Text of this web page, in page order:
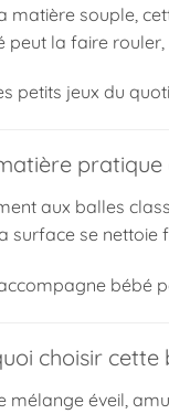
matière souple,
peut la faire
petits jeux du
aux balles
surface se
bébé
choisir cette
mélange éveil,